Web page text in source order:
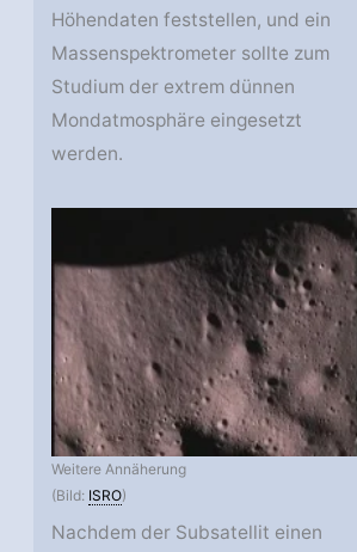
Höhendaten feststellen, und ein
Massenspektrometer sollte zum
Studium der extrem dünnen
Mondatmosphäre eingesetzt
werden.
Weitere Annäherung
(Bild: ISRO)
Nachdem der Subsatellit einen